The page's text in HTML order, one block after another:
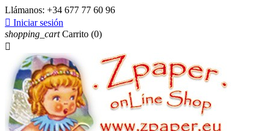
Llámanos: +34 677 77 60 96
 Iniciar sesión
shopping_cart Carrito (0)
